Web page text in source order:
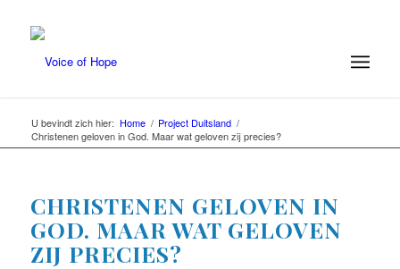
U bevindt zich hier: Home / Project Duitsland /
Christenen geloven in God. Maar wat geloven zij precies?
CHRISTENEN GELOVEN IN
GOD. MAAR WAT GELOVEN
ZIJ PRECIES?